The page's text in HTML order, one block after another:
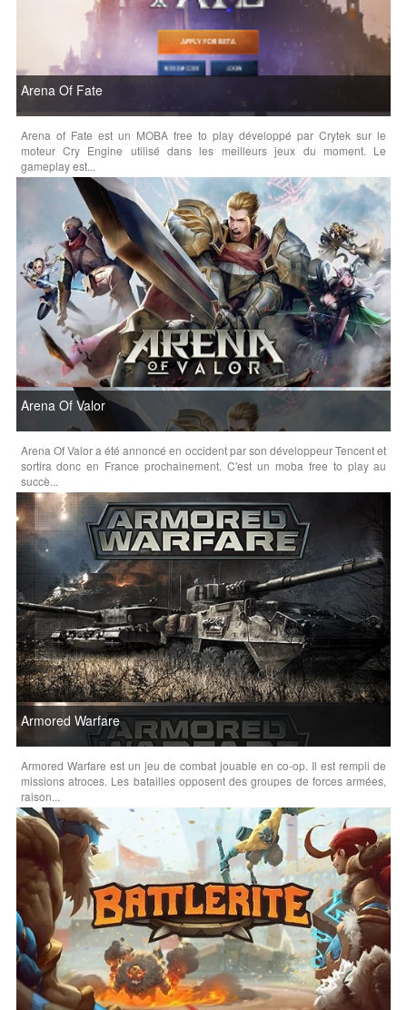
Arena Of Fate
Arena of Fate est un MOBA free to play développé par Crytek sur le
moteur Cry Engine utilisé dans les meilleurs jeux du moment. Le
gameplay est...
Arena Of Valor
Arena Of Valor a été annoncé en occident par son développeur Tencent et
sortira donc en France prochainement. C'est un moba free to play au
succè...
Armored Warfare
Armored Warfare est un jeu de combat jouable en co-op. Il est rempli de
missions atroces. Les batailles opposent des groupes de forces armées,
raison...